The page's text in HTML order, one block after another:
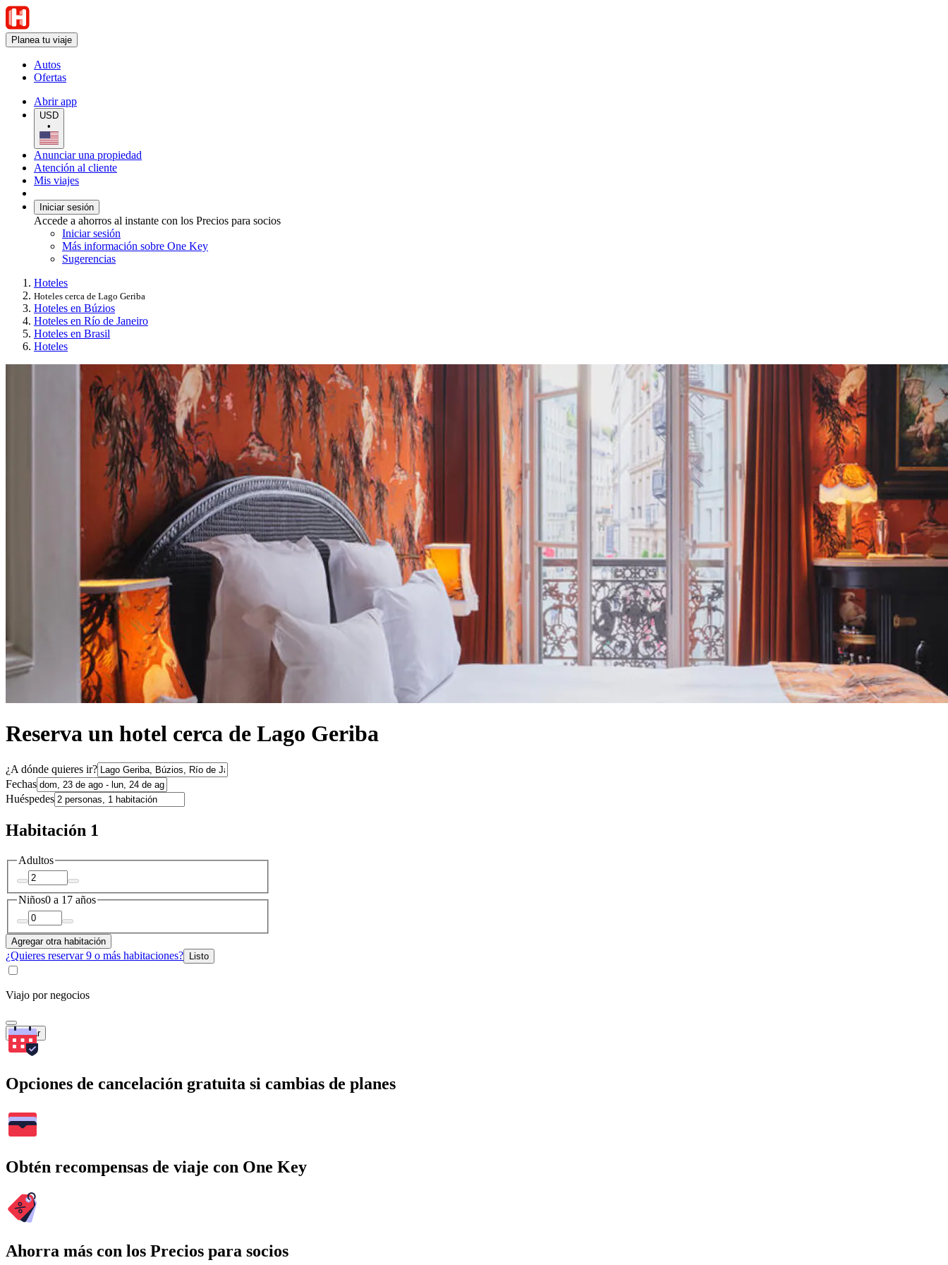
Planea tu viaje
Autos
Ofertas
Abrir app
USD
•
Anunciar una propiedad
Atención al cliente
Mis viajes
Iniciar sesión
Accede a ahorros al instante con los Precios para socios
Iniciar sesión
Más información sobre One Key
Sugerencias
Hoteles
Hoteles cerca de Lago Geriba
Hoteles en Búzios
Hoteles en Río de Janeiro
Hoteles en Brasil
Hoteles
Reserva un hotel cerca de Lago Geriba
¿A dónde quieres ir?
Fechas
Huéspedes
Habitación 1
Adultos
Niños0 a 17 años
Agregar otra habitación
¿Quieres reservar 9 o más habitaciones? Listo
Viajo por negocios
Buscar
Opciones de cancelación gratuita si cambias de planes
Obtén recompensas de viaje con One Key
Ahorra más con los Precios para socios